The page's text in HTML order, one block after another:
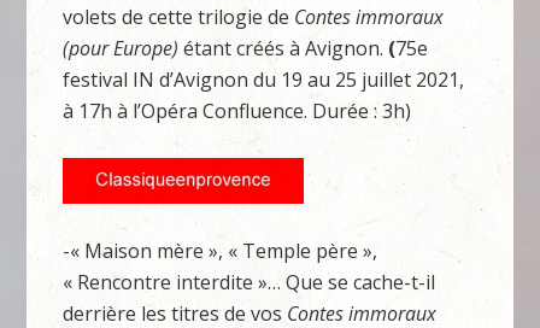
volets de cette trilogie de Contes immoraux
(pour Europe) étant créés à Avignon. (75e
festival IN d’Avignon du 19 au 25 juillet 2021,
à 17h à l’Opéra Confluence. Durée : 3h)
-« Maison mère », « Temple père »,
« Rencontre interdite »… Que se cache-t-il
derrière les titres de vos Contes immoraux